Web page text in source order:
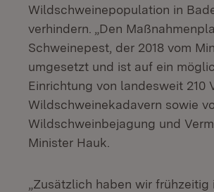
Wildschweinepopulation in
verhindern. „Den
Schweinepest, der 2018 vom
umgesetzt und ist auf ein
Einrichtung von landesweit 210
Wildschweinekadavern sowie
Wildschweinbejagung und
Minister Hauk.
„Zusätzlich haben wir